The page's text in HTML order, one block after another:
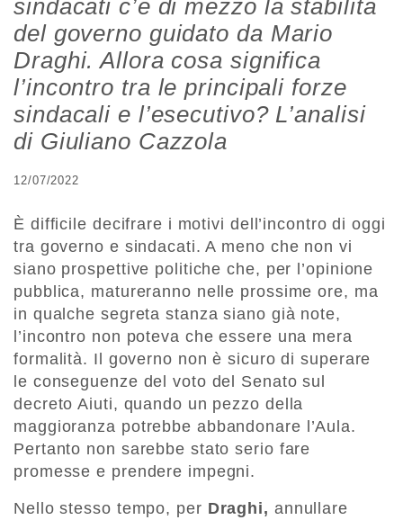
sindacati c’è di mezzo la stabilità
del governo guidato da Mario
Draghi. Allora cosa significa
l’incontro tra le principali forze
sindacali e l’esecutivo? L’analisi
di Giuliano Cazzola
12/07/2022
È difficile decifrare i motivi dell’incontro di oggi
tra governo e sindacati. A meno che non vi
siano prospettive politiche che, per l’opinione
pubblica, matureranno nelle prossime ore, ma
in qualche segreta stanza siano già note,
l’incontro non poteva che essere una mera
formalità. Il governo non è sicuro di superare
le conseguenze del voto del Senato sul
decreto Aiuti, quando un pezzo della
maggioranza potrebbe abbandonare l’Aula.
Pertanto non sarebbe stato serio fare
promesse e prendere impegni.
Nello stesso tempo, per Draghi, annullare